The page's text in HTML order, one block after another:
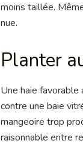
moins taillée.
nue.
Planter
Une haie
contre une baie
mangeoire trop
raisonnable entre